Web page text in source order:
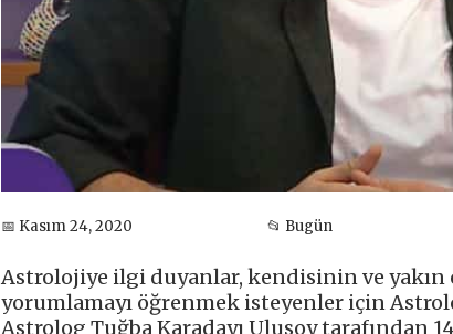
📅 Kasım 24, 2020 📂 Bugün
Astrolojiye ilgi duyanlar, kendisinin ve yakın
yorumlamayı öğrenmek isteyenler için
Astrolog Tuğba Karadayı Ulusoy tarafından